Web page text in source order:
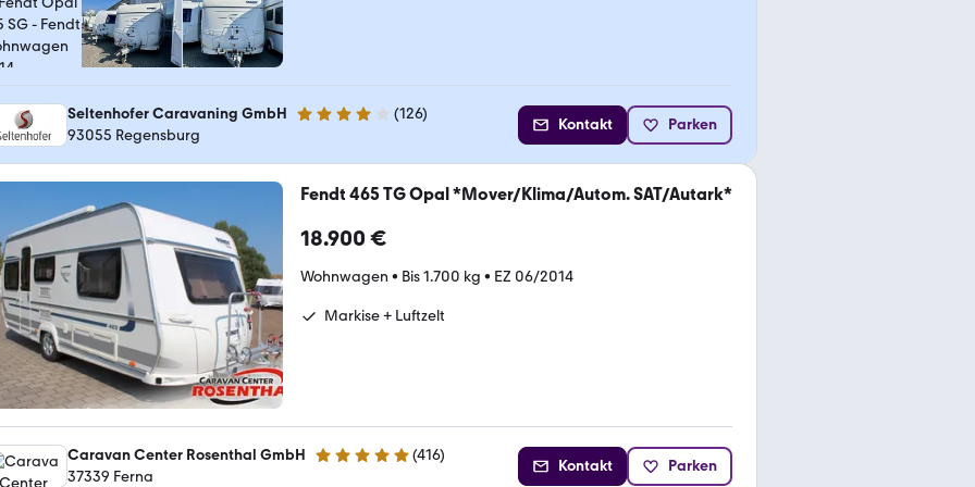
Seltenhofer Caravaning GmbH 4.2 Sterne (126)
93055 Regensburg
Kontakt Parken
Fendt 465 TG Opal *Mover/Klima/Autom. SAT/Autark*
18.900 €
Wohnwagen • Bis 1.700 kg • EZ 06/2014
Markise + Luftzelt
Caravan Center Rosenthal GmbH 5 Sterne (416)
37339 Ferna
Kontakt Parken